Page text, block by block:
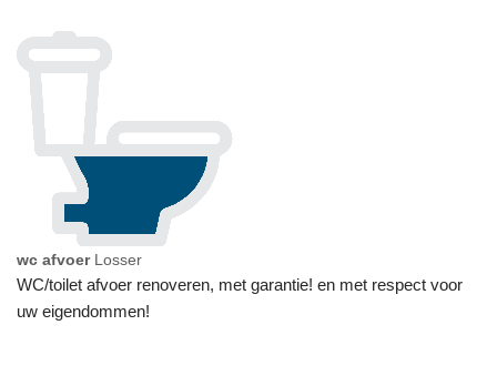
wc afvoer Losser
WC/toilet afvoer renoveren, met garantie! en met respect voor
uw eigendommen!